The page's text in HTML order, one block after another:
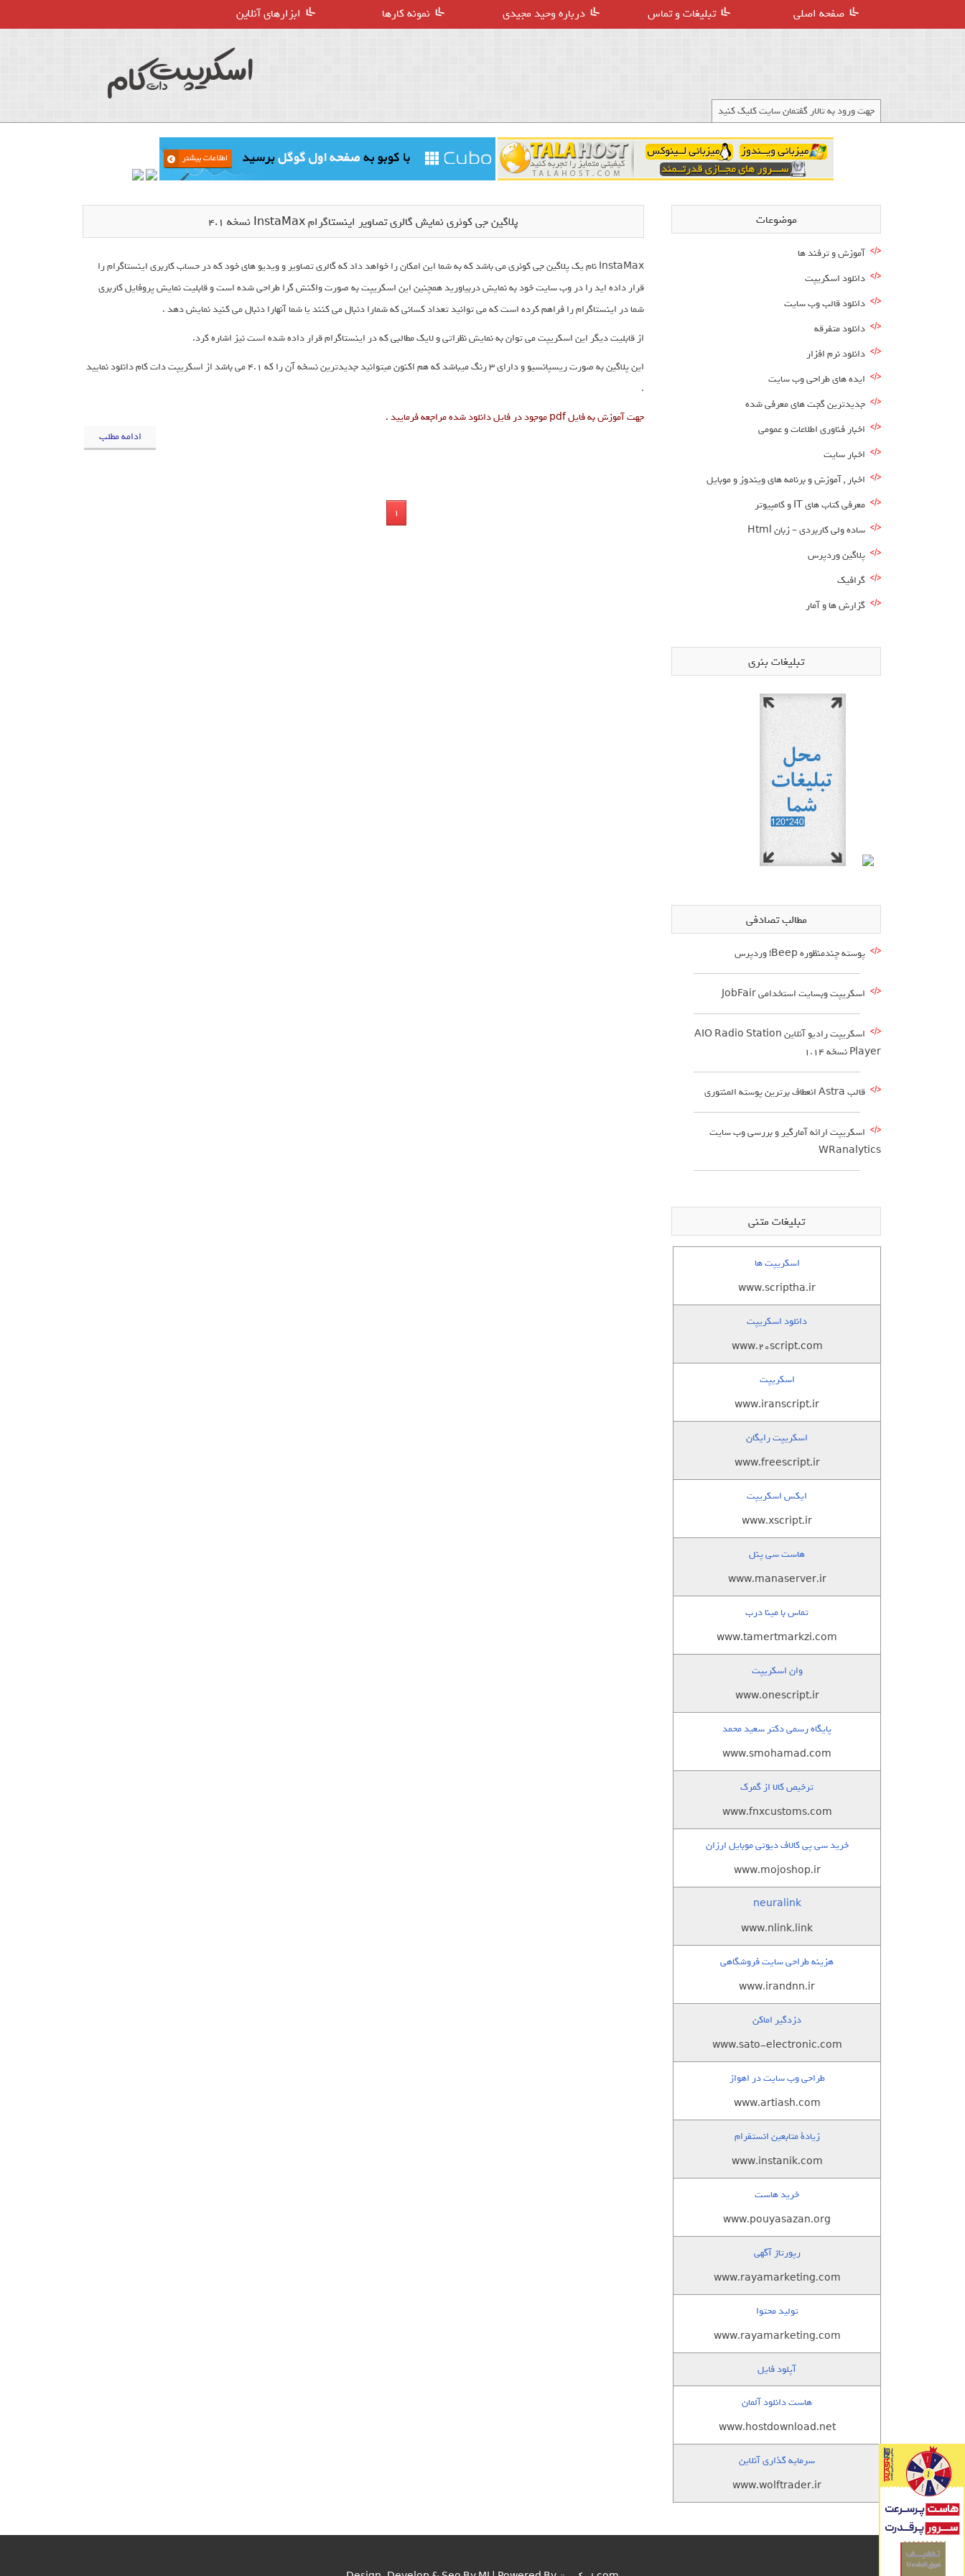
صفحه اصلی تبلیغات و تماس درباره وحید مجیدی نمونه کارها ابزارهای آنلاین
جهت ورود به تالار گفتمان سایت کلیک کنید
پلاگین جی کوئری نمایش گالری تصاویر اینستاگرام InstaMax نسخه 4.1
InstaMax نام یک پلاگین جی کوئری می باشد که به شما این امکان را خواهد داد که گالری تصاویر و ویدیو های خود که در حساب کاربری اینستاگرام را
قرار داده اید را در وب سایت خود به نمایش دربیاورید همچنین این اسکریپت به صورت واکنش گرا طراحی شده است و قابلیت نمایش پروفایل کاربری
شما در اینستاگرام را فراهم کرده است که می توانید تعداد کسانی که شمارا دنبال می کنند یا شما آنهارا دنبال می کنید نمایش دهد .
از قابلیت دیگر این اسکریپت می توان به نمایش نظراتی و لایک مطالبی که در اینستاگرام قرار داده شده است نیز اشاره کرد.
این پلاگین به صورت ریسپانسیو و دارای 3 رنگ میباشد که هم اکنون میتوانید جدیدترین نسخه آن را که 4.1 می باشد از اسکریپت دات کام دانلود نمایید
.
جهت آموزش به فایل pdf موجود در فایل دانلود شده مراجعه فرمایید .
ادامه مطلب
1
موضوعات
آموزش و ترفند ها
دانلود اسکریپت
دانلود قالب وب سایت
دانلود متفرقه
دانلود نرم افزار
ایده های طراحی وب سایت
جدیدترین گجت های معرفی شده
اخبار فناوری اطلاعات و عمومی
اخبار سایت
اخبار , آموزش و برنامه های ویندوز و موبایل
معرفی کتاب های IT و کامپیوتر
ساده ولی کاربردی – زبان Html
پلاگین وردپرس
گرافیک
گزارش ها و آمار
تبلیغات بنری
مطالب تصادفی
پوسته چندمنظوره Beep! وردپرس
اسکریپت وبسایت استخدامی JobFair
اسکریپت رادیو آنلاین AIO Radio Station
Player نسخه 1.14
قالب Astra انعطاف برترین پوسته المنتوری
اسکریپت ارائه آمارگیر و بررسی وب سایت
WRanalytics
تبلیغات متنی
اسکریپت ها
www.scriptha.ir
دانلود اسکریپت
www.20script.com
اسکریپت
www.iranscript.ir
اسکریپت رایگان
www.freescript.ir
ایکس اسکریپت
www.xscript.ir
هاست سی پنل
www.manaserver.ir
تماس با مینا درب
www.tamertmarkzi.com
وان اسکریپت
www.onescript.ir
پایگاه رسمی دکتر سعید محمد
www.smohamad.com
ترخیص کالا از گمرک
www.fnxcustoms.com
خرید سی پی کالاف دیوتی موبایل ارزان
www.mojoshop.ir
neuralink
www.nlink.link
هزینه طراحی سایت فروشگاهی
www.irandnn.ir
دزدگیر اماکن
www.sato-electronic.com
طراحی وب سایت در اهواز
www.artiash.com
زيادة متابعين انستقرام
www.instanik.com
خرید هاست
www.pouyasazan.org
رپورتاژ آگهی
www.rayamarketing.com
تولید محتوا
www.rayamarketing.com
آپلود فایل
هاست دانلود آلمان
www.hostdownload.net
سرمایه گذاری آنلاین
www.wolftrader.ir